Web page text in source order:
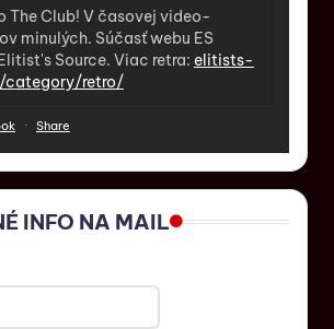
The Club! V časovej video-
minulých. Súčasť webu ES
Source. Viac retra: elitists-
category/retro/
· Share
INFO NA MAIL